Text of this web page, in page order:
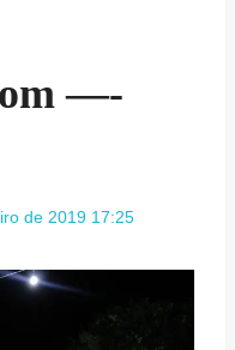
—-
de 2019 17:25